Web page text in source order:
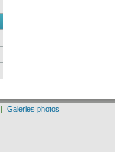
| Galeries photos